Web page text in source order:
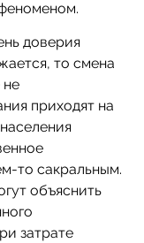
доверия
то смена
не
приходят на
то сакральным.
объяснить
затрате